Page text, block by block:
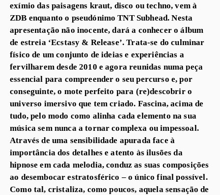
exímio das paisagens kraut, disco ou techno, vem à
ZDB enquanto o pseudónimo TNT Subhead. Nesta
apresentação não inocente, dará a conhecer o álbum
de estreia ‘Ecstasy & Release’. Trata-se do culminar
físico de um conjunto de ideias e experiências a
fervilharem desde 2010 e agora reunidas numa peça
essencial para compreender o seu percurso e, por
conseguinte, o mote perfeito para (re)descobrir o
universo imersivo que tem criado. Fascina, acima de
tudo, pelo modo como alinha cada elemento na sua
música sem nunca a tornar complexa ou impessoal.
Através de uma sensibilidade apurada face à
importância dos detalhes e atento às ilusões da
hipnose em cada melodia, conduz as suas composições
ao desembocar estratosférico – o único final possível.
Como tal, cristaliza, como poucos, aquela sensação de